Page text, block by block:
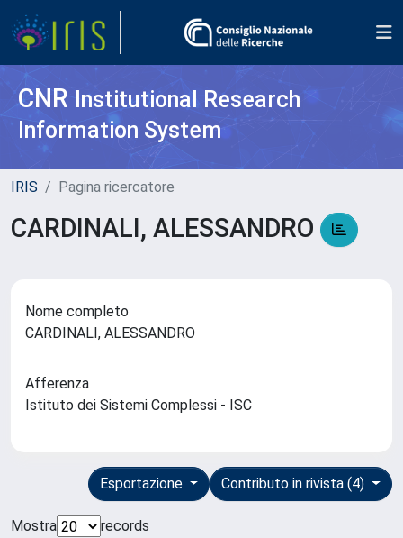
CNR Institutional Research
Information System
IRIS Pagina ricercatore
CARDINALI, ALESSANDRO
Nome completo
CARDINALI, ALESSANDRO
Afferenza
Istituto dei Sistemi Complessi - ISC
Contributo in rivista (4)
Esportazione
Mostra
records